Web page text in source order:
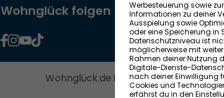
Wohnglück folgen
Wohnglück.de ist ein Service der